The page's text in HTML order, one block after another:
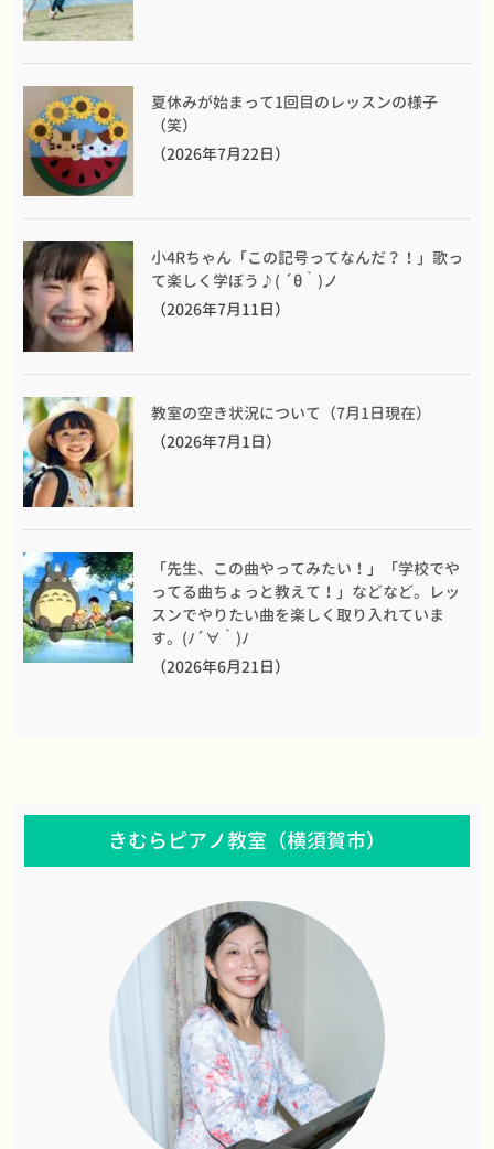
夏休みが始まって1回目のレッスンの様子
（笑）
（2026年7月22日）
小4Rちゃん「この記号ってなんだ？！」歌っ
て楽しく学ぼう♪( ´θ｀)ノ
（2026年7月11日）
教室の空き状況について（7月1日現在）
（2026年7月1日）
「先生、この曲やってみたい！」「学校でや
ってる曲ちょっと教えて！」などなど。レッ
スンでやりたい曲を楽しく取り入れていま
す。(ﾉ´∀｀)ﾉ
（2026年6月21日）
きむらピアノ教室（横須賀市）